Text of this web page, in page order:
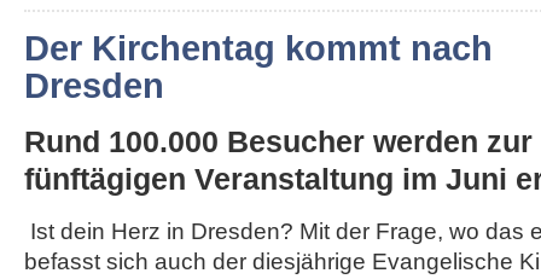
Der Kirchentag kommt nach
Dresden
Rund 100.000 Besucher werden zur
fünftägigen Veranstaltung im Juni
Ist dein Herz in Dresden? Mit der Frage, wo das
befasst sich auch der diesjährige Evangelische